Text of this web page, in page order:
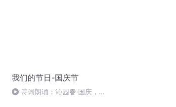
我们的节日-国庆节
诗词朗诵：沁园春·国庆，朗